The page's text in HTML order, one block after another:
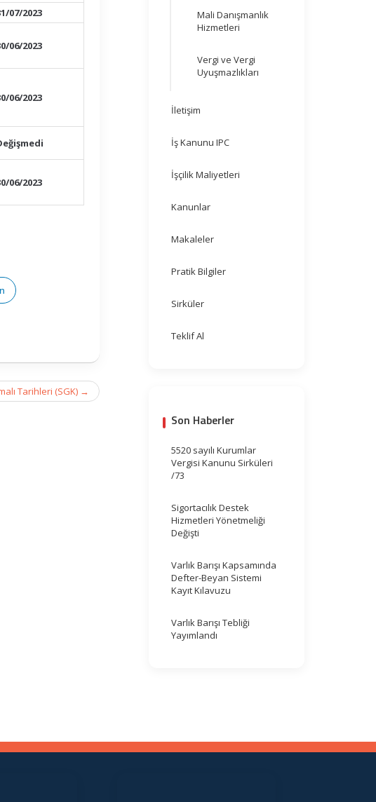
07/2023
06/2023
06/2023
06/2023
Tarihleri (SGK) →
Mali Danışmanlık
Hizmetleri
Vergi ve Vergi
Uyuşmazlıkları
İletişim
İş Kanunu IPC
İşçilik Maliyetleri
Kanunlar
Makaleler
Pratik Bilgiler
Sirküler
Teklif Al
Son Haberler
5520 sayılı Kurumlar
Vergisi Kanunu Sirküleri
/73
Sigortacılık Destek
Hizmetleri Yönetmeliği
Değişti
Varlık Barışı Kapsamında
Defter-Beyan Sistemi
Kayıt Kılavuzu
Varlık Barışı Tebliği
Yayımlandı